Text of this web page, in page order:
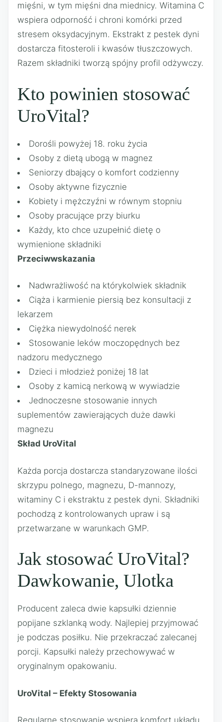
mięśni, w tym mięśni dna miednicy. Witamina C
wspiera odporność i chroni komórki przed
stresem oksydacyjnym. Ekstrakt z pestek dyni
dostarcza fitosteroli i kwasów tłuszczowych.
Razem składniki tworzą spójny profil odżywczy.
Kto powinien stosować
UroVital?
Dorośli powyżej 18. roku życia
Osoby z dietą ubogą w magnez
Seniorzy dbający o komfort codzienny
Osoby aktywne fizycznie
Kobiety i mężczyźni w równym stopniu
Osoby pracujące przy biurku
Każdy, kto chce uzupełnić dietę o
wymienione składniki
Przeciwwskazania
Nadwrażliwość na którykolwiek składnik
Ciąża i karmienie piersią bez konsultacji z
lekarzem
Ciężka niewydolność nerek
Stosowanie leków moczopędnych bez
nadzoru medycznego
Dzieci i młodzież poniżej 18 lat
Osoby z kamicą nerkową w wywiadzie
Jednoczesne stosowanie innych
suplementów zawierających duże dawki
magnezu
Skład UroVital
Każda porcja dostarcza standaryzowane ilości
skrzypu polnego, magnezu, D-mannozy,
witaminy C i ekstraktu z pestek dyni. Składniki
pochodzą z kontrolowanych upraw i są
przetwarzane w warunkach GMP.
Jak stosować UroVital?
Dawkowanie, Ulotka
Producent zaleca dwie kapsułki dziennie
popijane szklanką wody. Najlepiej przyjmować
je podczas posiłku. Nie przekraczać zalecanej
porcji. Kapsułki należy przechowywać w
oryginalnym opakowaniu.
UroVital – Efekty Stosowania
Regularne stosowanie wspiera komfort układu